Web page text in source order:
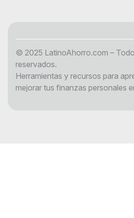
© 2025 LatinoAhorro.com –
reservados.
Herramientas y recursos para
mejorar tus finanzas personales